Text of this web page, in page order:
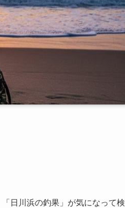
日川浜の釣果」が気になって